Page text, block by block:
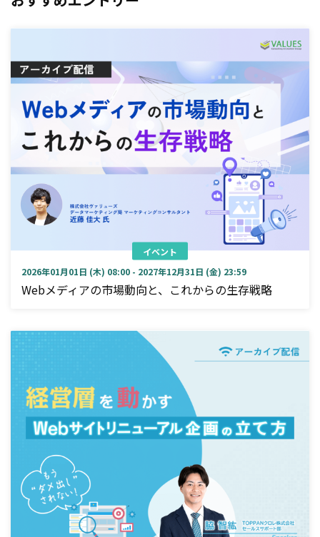
イベント
2026年01月01日 (木) 08:00 - 2027年12月31日 (金) 23:59
Webメディアの市場動向と、これからの生存戦略